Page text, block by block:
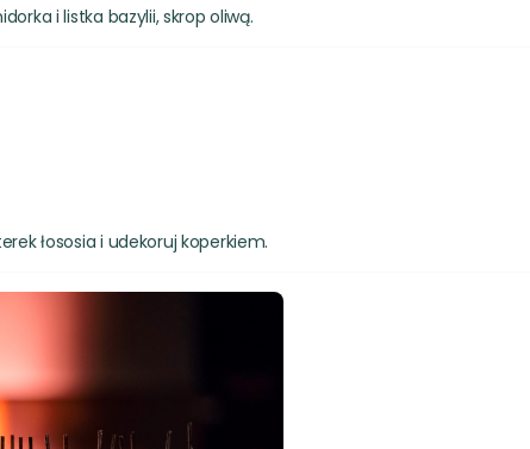
i listka bazylii, skrop oliwą.
łososia i udekoruj koperkiem.